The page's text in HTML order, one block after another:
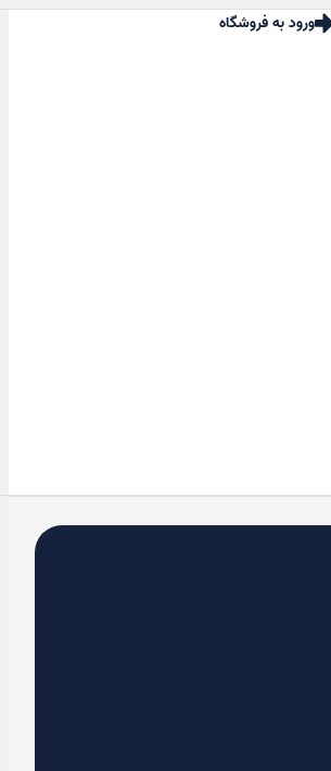
ورود به فروشگاه